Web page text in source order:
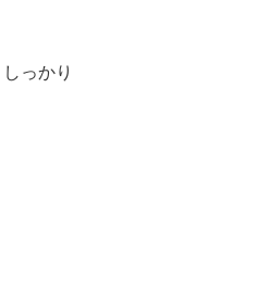
しっかり